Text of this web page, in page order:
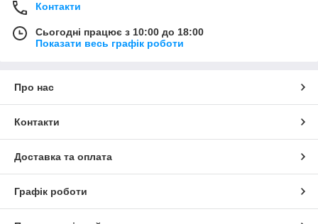
Контакти
Сьогодні працює з 10:00 до 18:00
Показати весь графік роботи
Про нас
Контакти
Доставка та оплата
Графік роботи